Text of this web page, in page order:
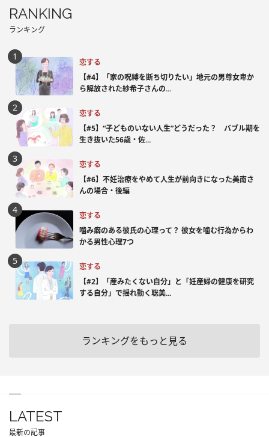
RANKING
ランキング
恋する
【#4】「家の呪縛を断ち切りたい」地元の男尊女卑か
ら解放された紗希子さんの...
恋する
【#5】“子どものいない人生”どうだった？ バブル期を
生き抜いた56歳・佐...
恋する
【#6】不妊治療をやめて人生が前向きになった美南さ
んの場合・後編
恋する
噛み癖のある彼氏の心理って？ 彼女を噛む行為からわ
かる男性心理7つ
恋する
【#2】「産みたくない自分」と「妊産婦の健康を研究
する自分」で揺れ動く聡美...
ランキングをもっと見る
LATEST
最新の記事